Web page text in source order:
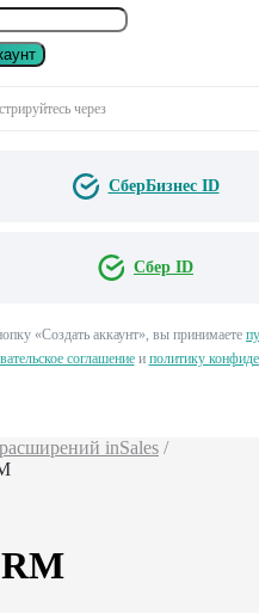
аккаунт
через
СберБизнес ID
Сбер ID
«Создать аккаунт», вы принимаете
соглашениеи политику
inSales /